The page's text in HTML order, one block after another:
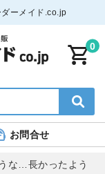
ーメイド.co.jp
0
お問合せ
な…長かったよう